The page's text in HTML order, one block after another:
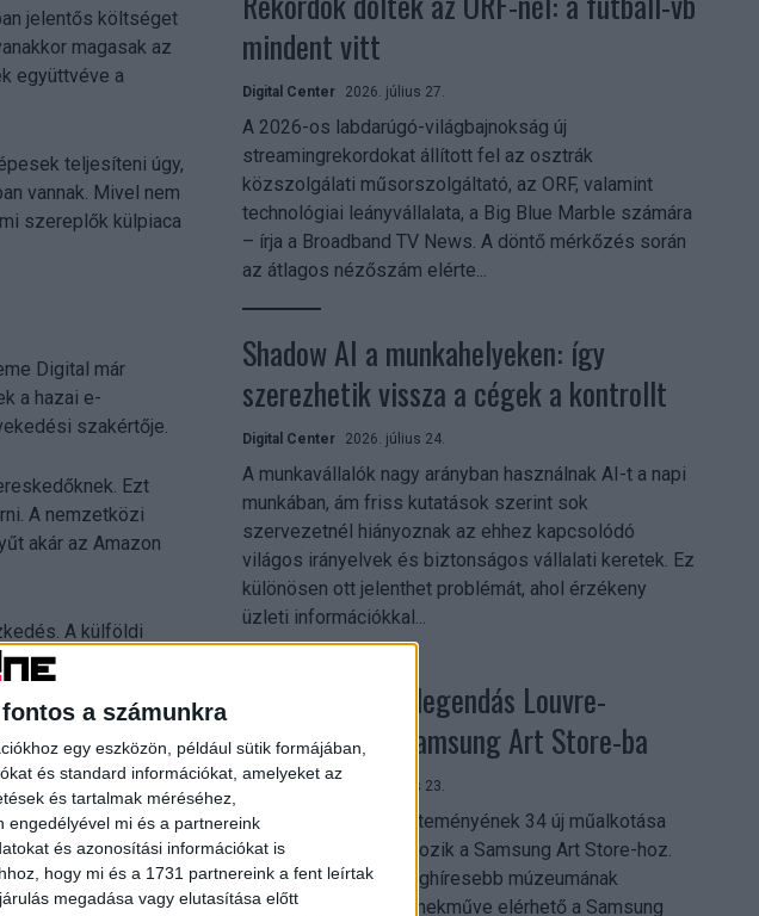
a számunkra
egy eszközön, például sütik formájában,
és standard információkat, amelyeket az
és tartalmak méréséhez,
engedélyével mi és a partnereink
és azonosítási információkat is
hogy mi és a 1731 partnereink a fent leírtak
megadása vagy elutasítása előtt
jelentős költséget
magasak az
együttvéve a
teljesíteni úgy,
vannak. Mivel nem
szereplők külpiaca
Digital már
a hazai e-
szakértője.
Ezt
A nemzetközi
akár az Amazon
A külföldi
minősége,
és Szerbia
e-kereskedelmi
lengyel és cseh
mindent vitt
Digital Center 2026. július 27.
A 2026-os labdarúgó-világbajnokság új
streamingrekordokat állított fel az osztrák
közszolgálati műsorszolgáltató, az ORF, valamint
technológiai leányvállalata, a Big Blue Marble számára
– írja a Broadband TV News. A döntő mérkőzés során
az átlagos nézőszám elérte...
Shadow AI a munkahelyeken: így
szerezhetik vissza a cégek a kontrollt
Digital Center 2026. július 24.
A munkavállalók nagy arányban használnak AI-t a napi
munkában, ám friss kutatások szerint sok
szervezetnél hiányoznak az ehhez kapcsolódó
világos irányelvek és biztonságos vállalati keretek. Ez
különösen ott jelenthet problémát, ahol érzékeny
üzleti információkkal...
Megérkezett a legendás Louvre-
gyűjtemény a Samsung Art Store-ba
Digital Center 2026. július 23.
A párizsi Louvre gyűjteményének 34 új műalkotása
most először csatlakozik a Samsung Art Store-hoz.
Ezzel a világ egyik leghíresebb múzeumának
összesen már 51 remekműve elérhető a Samsung